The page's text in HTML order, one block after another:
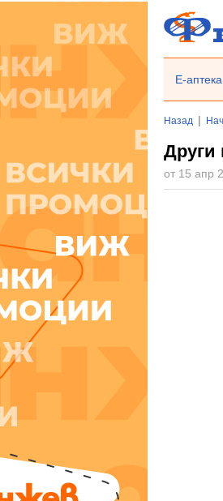
Е-аптека
Назад |
Други
от 15 апр